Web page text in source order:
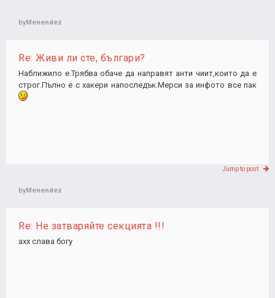
byMenendez
Re: Живи ли сте, българи?
Наближило е.Трябва обаче да направят анти чиит,които да е
строг.Пълно е с хакери напоследък.Мерси за инфото все пак
Jump to post
byMenendez
Re: Не затваряйте секцията !!!
ахх слава богу